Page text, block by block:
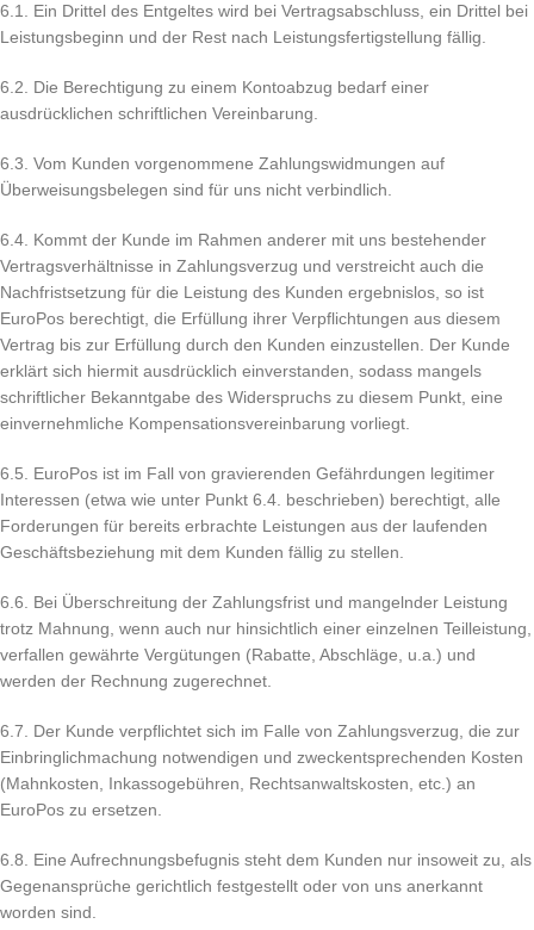
6.1. Ein Drittel des Entgeltes wird bei Vertragsabschluss, ein Drittel bei
Leistungsbeginn und der Rest nach Leistungsfertigstellung fällig.
6.2. Die Berechtigung zu einem Kontoabzug bedarf einer
ausdrücklichen schriftlichen Vereinbarung.
6.3. Vom Kunden vorgenommene Zahlungswidmungen auf
Überweisungsbelegen sind für uns nicht verbindlich.
6.4. Kommt der Kunde im Rahmen anderer mit uns bestehender
Vertragsverhältnisse in Zahlungsverzug und verstreicht auch die
Nachfristsetzung für die Leistung des Kunden ergebnislos, so ist
EuroPos berechtigt, die Erfüllung ihrer Verpflichtungen aus diesem
Vertrag bis zur Erfüllung durch den Kunden einzustellen. Der Kunde
erklärt sich hiermit ausdrücklich einverstanden, sodass mangels
schriftlicher Bekanntgabe des Widerspruchs zu diesem Punkt, eine
einvernehmliche Kompensationsvereinbarung vorliegt.
6.5. EuroPos ist im Fall von gravierenden Gefährdungen legitimer
Interessen (etwa wie unter Punkt 6.4. beschrieben) berechtigt, alle
Forderungen für bereits erbrachte Leistungen aus der laufenden
Geschäftsbeziehung mit dem Kunden fällig zu stellen.
6.6. Bei Überschreitung der Zahlungsfrist und mangelnder Leistung
trotz Mahnung, wenn auch nur hinsichtlich einer einzelnen Teilleistung,
verfallen gewährte Vergütungen (Rabatte, Abschläge, u.a.) und
werden der Rechnung zugerechnet.
6.7. Der Kunde verpflichtet sich im Falle von Zahlungsverzug, die zur
Einbringlichmachung notwendigen und zweckentsprechenden Kosten
(Mahnkosten, Inkassogebühren, Rechtsanwaltskosten, etc.) an
EuroPos zu ersetzen.
6.8. Eine Aufrechnungsbefugnis steht dem Kunden nur insoweit zu, als
Gegenansprüche gerichtlich festgestellt oder von uns anerkannt
worden sind.